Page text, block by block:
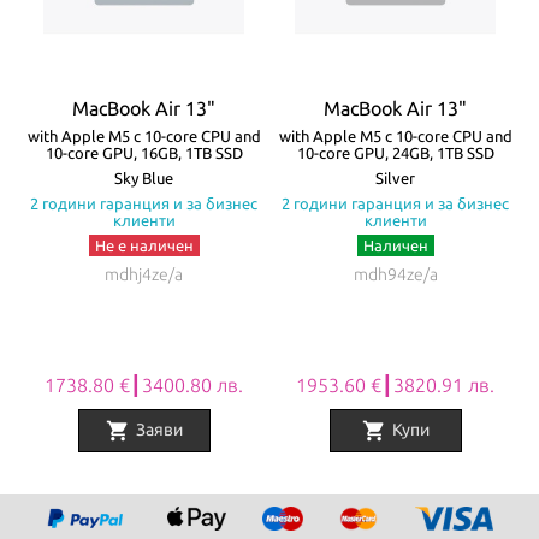
жак. Батерията на MacBook Air издържа до 18 часа с едно
Всички Apple продукти предлагани отNovMak.comимат
стандартна международна гаранция и подлежат на гаранционно
обслужване от Apple Authorized Service Provider (официални
сервизни центрове на Apple).
MacBook Air 13"
with Apple M5 с 10-core CPU and
10-core GPU, 16GB, 1TB SSD
Sky Blue
2 години гаранция и за бизнес
клиенти
Не е наличен
mdhj4ze/a
1738.80 €┃3400.80 лв.
shopping_cart Заяви
MacBook Air 13"
with Apple M5 с 10-core CPU and
10-core GPU, 24GB, 1TB SSD
Silver
2 години гаранция и за бизнес
клиенти
Наличен
mdh94ze/a
1953.60 €┃3820.91 лв.
shopping_cart Купи